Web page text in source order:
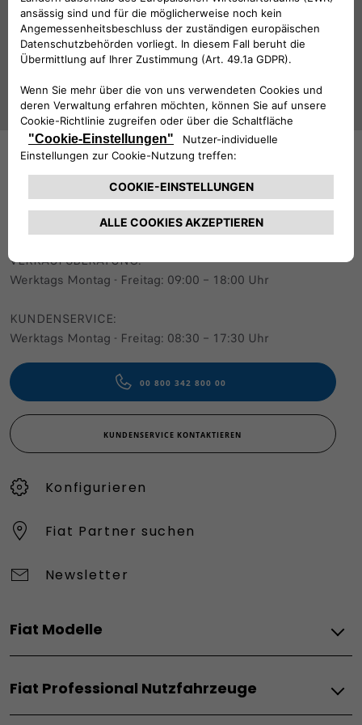
Folge uns
BRAUCHEN SIE HILFE?
VERKAUFSBERATUNG​:
Werktags Montag - Freitag: 09:00 – 18:00 Uhr
KUNDENSERVICE:
Werktags Montag - Freitag: 08:30 – 17:30 Uhr
00 800 342 800 00
KUNDENSERVICE KONTAKTIEREN
Konfigurieren​
Fiat Partner suchen
Newsletter
Fiat Modelle
Grande Panda Elektro
Topolino
Fiat Professional Nutzfahrzeuge